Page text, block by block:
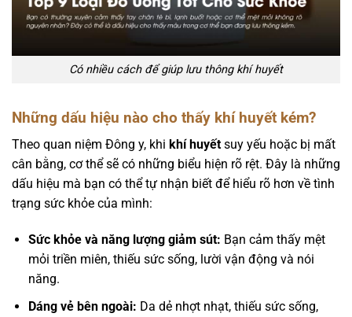
Có nhiều cách để giúp lưu thông khí huyết
Những dấu hiệu nào cho thấy khí huyết kém?
Theo quan niệm Đông y, khi khí huyết suy yếu hoặc bị mất
cân bằng, cơ thể sẽ có những biểu hiện rõ rệt. Đây là những
dấu hiệu mà bạn có thể tự nhận biết để hiểu rõ hơn về tình
trạng sức khỏe của mình:
Sức khỏe và năng lượng giảm sút: Bạn cảm thấy mệt
mỏi triền miên, thiếu sức sống, lười vận động và nói
năng.
Dáng vẻ bên ngoài: Da dẻ nhợt nhạt, thiếu sức sống,